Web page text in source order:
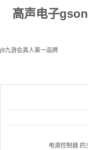
高声电子
j9九游会真人第一品牌
电源控制器 的主